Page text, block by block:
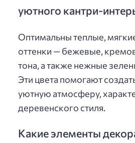
уютного кантри-
Оптимальны теплые,
оттенки — бежевые,
тона, а также нежные
Эти цвета помогают
уютную атмосферу,
деревенского стиля.
Какие элементы